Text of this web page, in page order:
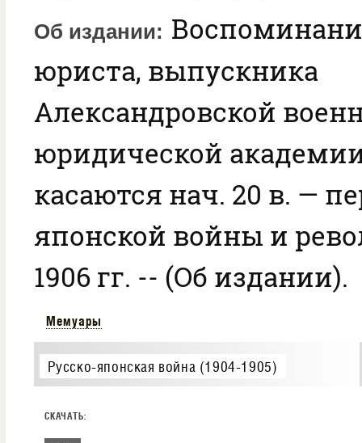
Об издании
юриста, выпускника
Александровской
юридической
касаются нач. 20 в. —
японской войны и
1906 гг. -- (Об издании).
Мемуары
Русско-японская война (1904-1905)